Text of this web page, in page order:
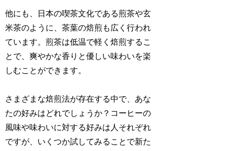
他にも、日本の喫茶文化である煎茶や玄
米茶のように、茶葉の焙煎も広く行われ
ています。煎茶は低温で軽く焙煎するこ
とで、爽やかな香りと優しい味わいを楽
しむことができます。
さまざまな焙煎法が存在する中で、あな
たの好みはどれでしょうか？コーヒーの
風味や味わいに対する好みは人それぞれ
ですが、いくつか試してみることで新た